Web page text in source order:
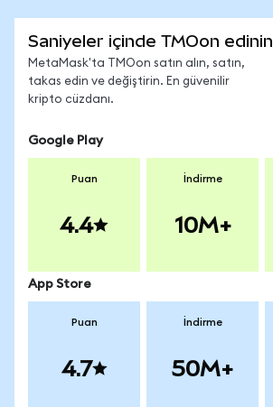
Saniyeler içinde TMOon edinin
MetaMask'ta TMOon satın alın, satın,
takas edin ve değiştirin. En güvenilir
kripto cüzdanı.
Google Play
Puan
4.4
İndirme
10M+
App Store
Puan
4.7
İndirme
50M+